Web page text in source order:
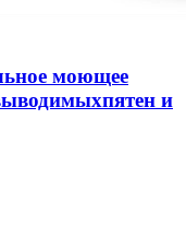
моющее
и